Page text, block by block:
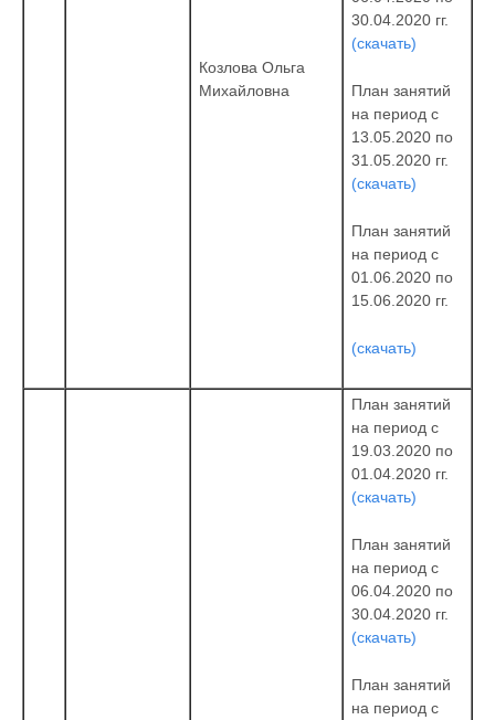
Козлова Ольга
Михайловна
30.04.2020 гг.
(скачать)
План занятий
на период с
13.05.2020 по
31.05.2020 гг.
(скачать)
План занятий
на период с
01.06.2020 по
15.06.2020 гг.
(скачать)
План занятий
на период с
19.03.2020 по
01.04.2020 гг.
(скачать)
План занятий
на период с
06.04.2020 по
30.04.2020 гг.
(скачать)
План занятий
на период с